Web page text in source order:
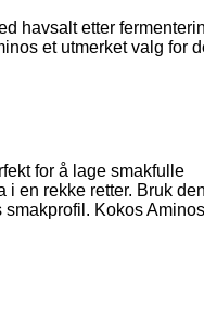
havsalt etter
et utmerket valg for
for å lage smakfulle
en rekke retter. Bruk
Kokos